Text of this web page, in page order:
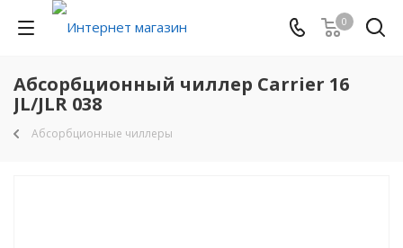
0
Абсорбционный чиллер Carrier 16
JL/JLR 038
Абсорбционные чиллеры